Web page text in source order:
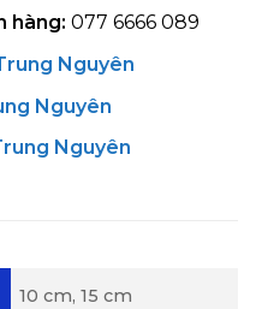
hàng: 077 6666 089
Nguyên
Nguyên
Nguyên
10 cm, 15 cm